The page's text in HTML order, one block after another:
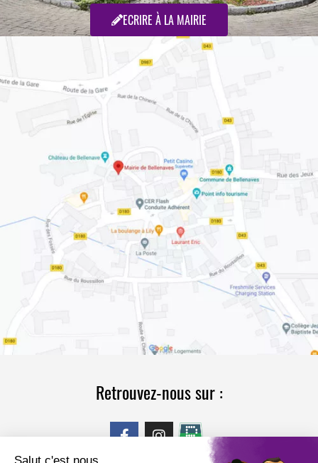
ECRIRE À LA MAIRIE
Retrouvez-nous sur :